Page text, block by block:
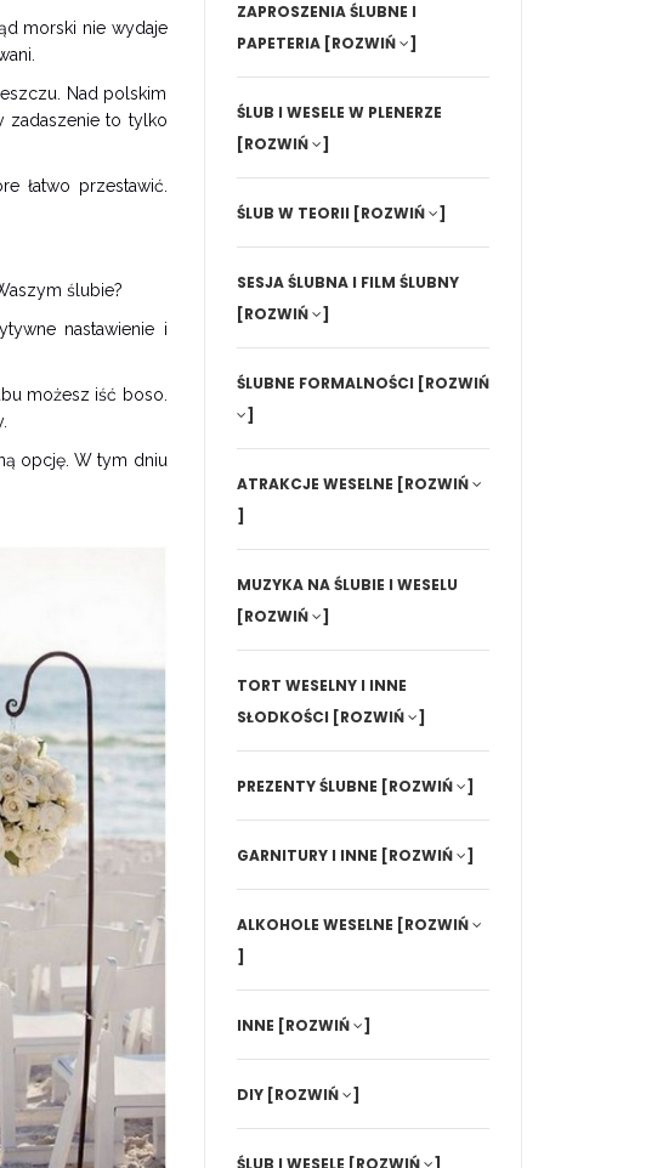
morski nie wydaje
Nad polskim
zadaszenie to tylko
łatwo przestawić.
ślubie?
nastawienie i
możesz iść boso.
opcję. W tym dniu
ZAPROSZENIA ŚLUBNE I
PAPETERIA [ROZWIŃ ]
ŚLUB I WESELE W PLENERZE
[ROZWIŃ
]
ŚLUB W TEORII [ROZWIŃ ]
SESJA ŚLUBNA I FILM ŚLUBNY
[ROZWIŃ
]
ŚLUBNE FORMALNOŚCI [ROZWIŃ
]
ATRAKCJE WESELNE [ROZWIŃ
]
MUZYKA NA ŚLUBIE I WESELU
[ROZWIŃ
]
TORT WESELNY I INNE
SŁODKOŚCI [ROZWIŃ ]
PREZENTY ŚLUBNE [ROZWIŃ ]
GARNITURY I INNE [ROZWIŃ ]
ALKOHOLE WESELNE [ROZWIŃ
]
INNE [ROZWIŃ ]
DIY [ROZWIŃ ]
ŚLUB I WESELE [ROZWIŃ ]